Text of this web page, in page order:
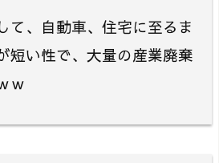
て、自動車、住宅に至るま
短い性で、大量の産業廃棄
ｗ